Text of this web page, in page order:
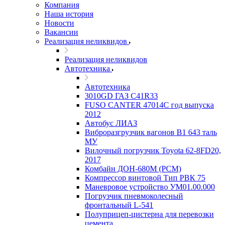
Компания
Наша история
Новости
Вакансии
Реализация неликвидов
Реализация неликвидов
Автотехника
Автотехника
3010GD ГАЗ С41R33
FUSO CANTER 47014C год выпуска
2012
Автобус ЛИАЗ
Виброразгрузчик вагонов В1 643 таль
МУ
Вилочный погрузчик Toyota 62-8FD20,
2017
Комбайн ДОН-680М (РСМ)
Компрессор винтовой Тип РВК 75
Маневровое устройство УМ01.00.000
Погрузчик пневмоколесный
фронтальный L-541
Полуприцеп-цистерна для перевозки
цемента